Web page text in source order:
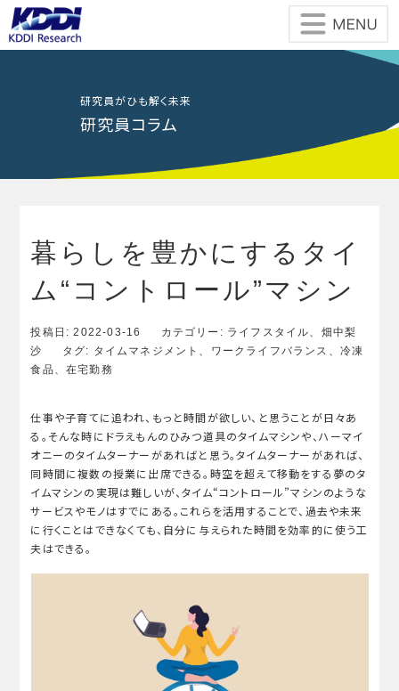
Skip
to
the
content
研究員がひも解く未来
研究員コラム
暮らしを豊かにするタイ
ム“コントロール”マシン
投稿日:2022-03-16 カテゴリー: ライフスタイル、 畑中梨
沙
タグ: タイムマネジメント 、 ワークライフバランス 、 冷凍
食品 、在宅勤務
仕事や子育てに追われ、もっと時間が欲しい、と思うことが日々あ
る。そんな時にドラえもんのひみつ道具のタイムマシンや、ハーマイ
オニーのタイムターナーがあればと思う。タイムターナーがあれば、
同時間に複数の授業に出席できる。時空を超えて移動をする夢のタ
イムマシンの実現は難しいが、タイム“コントロール”マシンのような
サービスやモノはすでにある。これらを活用することで、過去や未来
に行くことはできなくても、自分に与えられた時間を効率的に使う工
夫はできる。